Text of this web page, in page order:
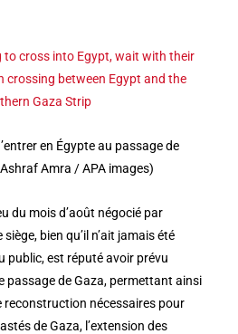
en Égypte au passage de
Amra / APA images)
du mois d’août négocié par
bien qu’il n’ait jamais été
public, est réputé avoir prévu
passage de Gaza, permettant ainsi
reconstruction nécessaires pour
de Gaza, l’extension des